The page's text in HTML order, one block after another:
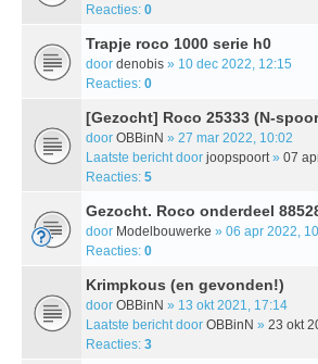
Reacties: 0
Trapje roco 1000 serie h0
door denobis » 10 dec 2022, 12:15
Reacties: 0
[Gezocht] Roco 25333 (N-
door OBBinN » 27 mar 2022, 10:02
Laatste bericht door joopspoort» 07
Reacties: 5
Gezocht. Roco onderdeel
door Modelbouwerke » 06 apr 2022,
Reacties: 0
Krimpkous (en gevonden!)
door OBBinN » 13 okt 2021, 17:14
Laatste bericht door OBBinN » 23 okt
Reacties: 3